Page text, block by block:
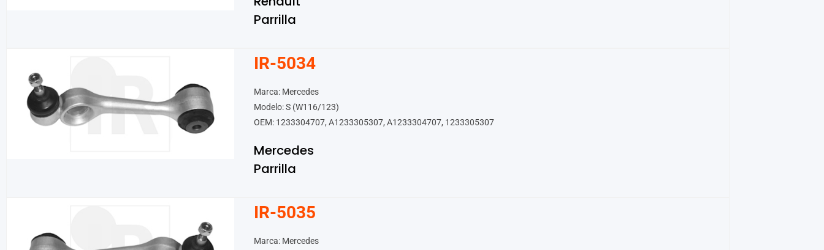
Parrilla
IR-5034
Marca: Mercedes
Modelo: S (W116/123)
OEM: 1233304707, A1233305307, A1233304707, 1233305307
Mercedes
Parrilla
IR-5035
Marca: Mercedes